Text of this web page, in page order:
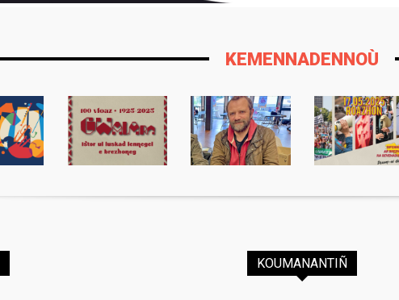
KEMENNADENNOÙ
KOUMANANTIÑ